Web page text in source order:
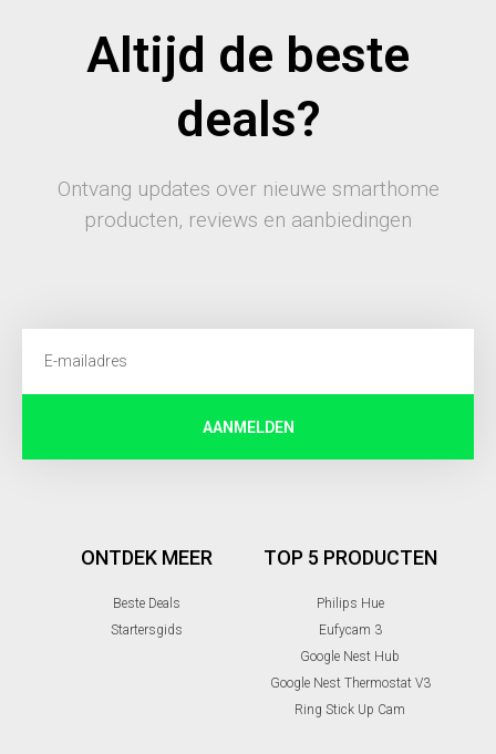
Altijd de beste
deals?
Ontvang updates over nieuwe smarthome
producten, reviews en aanbiedingen
AANMELDEN
ONTDEK MEER
Beste Deals
Startersgids
TOP 5 PRODUCTEN
Philips Hue
Eufycam 3
Google Nest Hub
Google Nest Thermostat V3
Ring Stick Up Cam